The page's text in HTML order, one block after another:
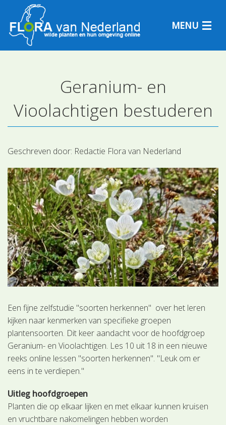
MENU
Plantensoorten
Plantengemeenschappen
Determineren
Geranium- en
Vioolachtigen bestuderen
Geschreven door: Redactie Flora van Nederland
Een fijne zelfstudie "soorten herkennen" over het leren
kijken naar kenmerken van specifieke groepen
plantensoorten. Dit keer aandacht voor de hoofdgroep
Geranium- en Vioolachtigen. Les 10 uit 18 in een nieuwe
reeks online lessen "soorten herkennen". "Leuk om er
eens in te verdiepen."
Uitleg hoofdgroepen
Planten die op elkaar lijken en met elkaar kunnen kruisen
en vruchtbare nakomelingen hebben worden